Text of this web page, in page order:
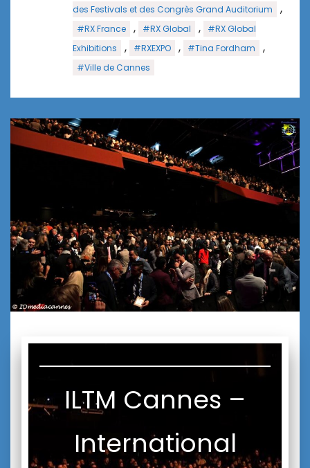
des Festivals et des Congrès Grand Auditorium
,
#RX France , #RX Global ,
#RX Global
Exhibitions
, #RXEXPO , #Tina Fordham ,
#Ville de Cannes
ILTM Cannes –
International